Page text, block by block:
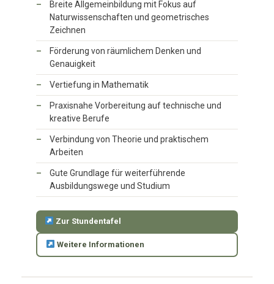
Breite Allgemeinbildung mit Fokus auf
Naturwissenschaften und geometrisches
Zeichnen
Förderung von räumlichem Denken und
Genauigkeit
Vertiefung in Mathematik
Praxisnahe Vorbereitung auf technische und
kreative Berufe
Verbindung von Theorie und praktischem
Arbeiten
Gute Grundlage für weiterführende
Ausbildungswege und Studium
Zur Stundentafel
Weitere Informationen